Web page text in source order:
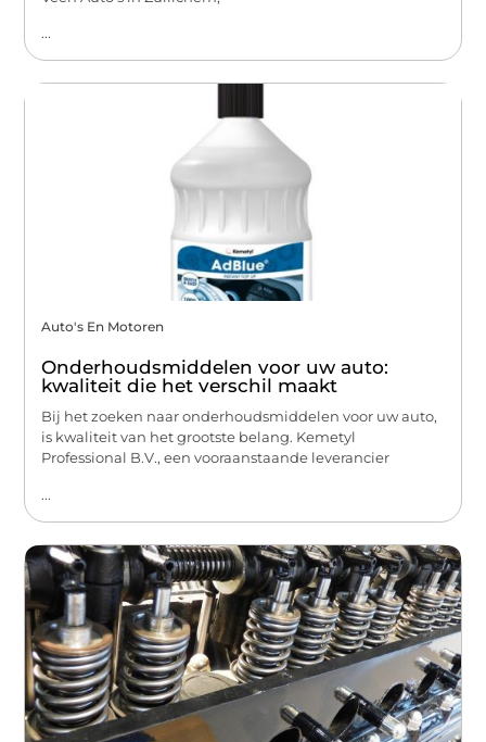
...
Auto's En Motoren
Onderhoudsmiddelen voor uw auto:
kwaliteit die het verschil maakt
Bij het zoeken naar onderhoudsmiddelen voor uw auto,
is kwaliteit van het grootste belang. Kemetyl
Professional B.V., een vooraanstaande leverancier
...